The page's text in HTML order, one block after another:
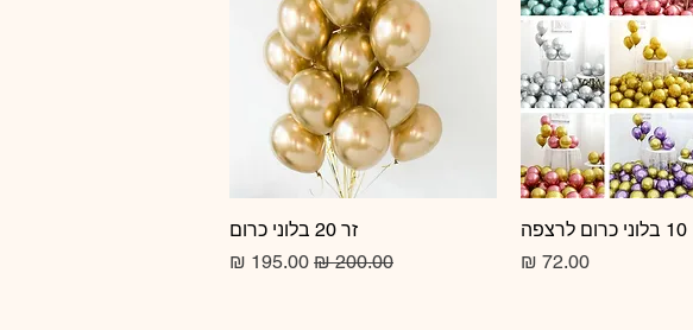
תצוגה מהירה
10 בלוני כרום לרצפה
מחיר‏72.00 ‏₪
תצוגה מהירה
זר 20 בלוני כרום
מחיר רגיל מחיר מבצע